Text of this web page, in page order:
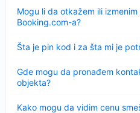
Mogu li da otkažem ili
Booking.com-a?
Šta je pin kod i za šta mi je
Sažeto
Gde mogu da pronađem
objekta?
Kako mogu da vidim cenu